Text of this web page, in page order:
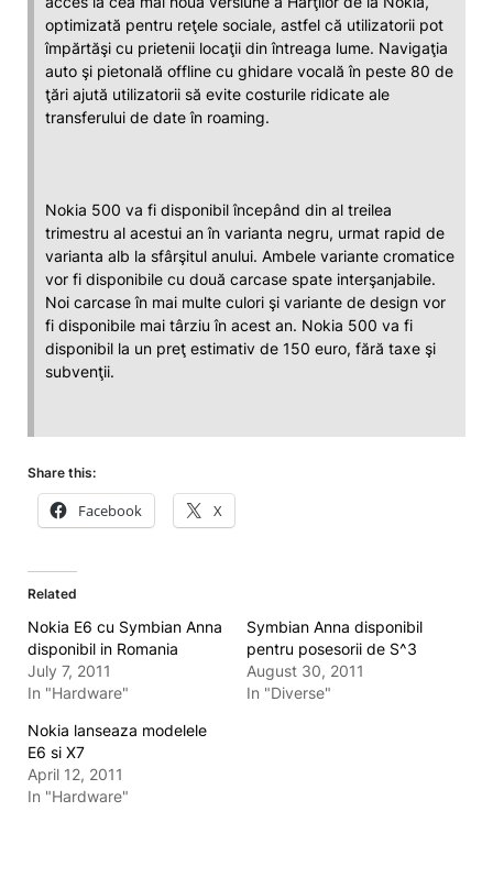
optimizată pentru reţele sociale, astfel că utilizatorii pot
împărtăşi cu prietenii locaţii din întreaga lume. Navigaţia
auto şi pietonală offline cu ghidare vocală în peste 80 de
ţări ajută utilizatorii să evite costurile ridicate ale
transferului de date în roaming.
Nokia 500 va fi disponibil începând din al treilea
trimestru al acestui an în varianta negru, urmat rapid de
varianta alb la sfârşitul anului. Ambele variante cromatice
vor fi disponibile cu două carcase spate interşanjabile.
Noi carcase în mai multe culori şi variante de design vor
fi disponibile mai târziu în acest an. Nokia 500 va fi
disponibil la un preţ estimativ de 150 euro, fără taxe şi
subvenţii.
Share this:
Facebook X
Related
Nokia E6 cu Symbian Anna
disponibil in Romania
July 7, 2011
In "Hardware"
Symbian Anna disponibil
pentru posesorii de S^3
August 30, 2011
In "Diverse"
Nokia lanseaza modelele
E6 si X7
April 12, 2011
In "Hardware"